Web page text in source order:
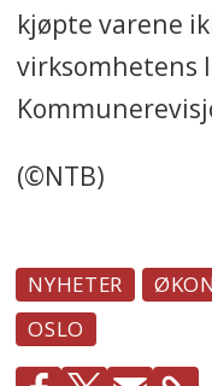
kjøpte varene
virksomhetens
(©NTB)
NYHETER
OSLO